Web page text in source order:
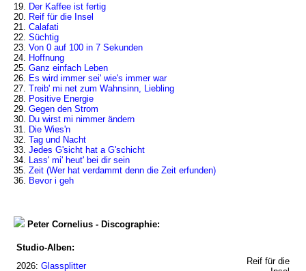
19. Der Kaffee ist fertig
20. Reif für die Insel
21. Calafati
22. Süchtig
23. Von 0 auf 100 in 7 Sekunden
24. Hoffnung
25. Ganz einfach Leben
26. Es wird immer sei' wie's immer war
27. Treib' mi net zum Wahnsinn, Liebling
28. Positive Energie
29. Gegen den Strom
30. Du wirst mi nimmer ändern
31. Die Wies'n
32. Tag und Nacht
33. Jedes G'sicht hat a G'schicht
34. Lass' mi' heut' bei dir sein
35. Zeit (Wer hat verdammt denn die Zeit erfunden)
36. Bevor i geh
Peter Cornelius - Discographie:
Studio-Alben:
2026: Glassplitter
Reif für die